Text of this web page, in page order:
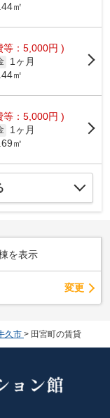
㎡
等：5,000円 )
1ヶ月
㎡
等：5,000円 )
1ヶ月
㎡
を表示
変更
久市 > 田宮町の賃貸